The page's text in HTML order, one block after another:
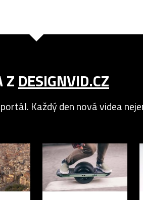
Z DESIGNVID.CZ
Každý den nová videa